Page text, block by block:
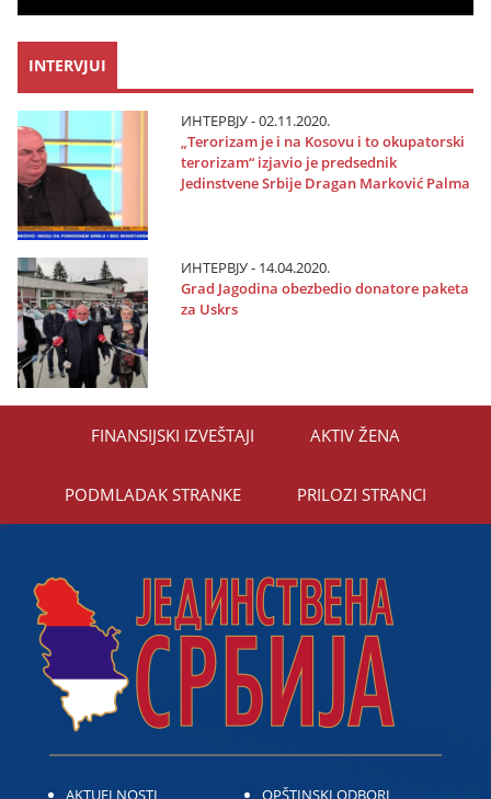
INTERVJUI
ИНТЕРВЈУ - 02.11.2020.
„Terorizam јe i na Kosovu i to okupatorski
terorizam“ izјavio јe predsednik
Јedinstvene Srbiјe Dragan Marković Palma
ИНТЕРВЈУ - 14.04.2020.
Grad Јagodina obezbedio donatore paketa
za Uskrs
FINANSIЈSKI IZVEŠTAЈI AKTIV ŽENA
PODMLADAK STRANKE PRILOZI STRANCI
AKTUELNOSTI
OPŠTINSKI ODBORI